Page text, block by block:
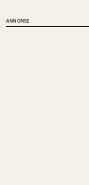
ANNONSE